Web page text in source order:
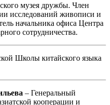
музея дружбы. Член
исследований живописи и
начальника офиса Центра
сотрудничества.
Школы китайского языка
– Генеральный
кооперации и